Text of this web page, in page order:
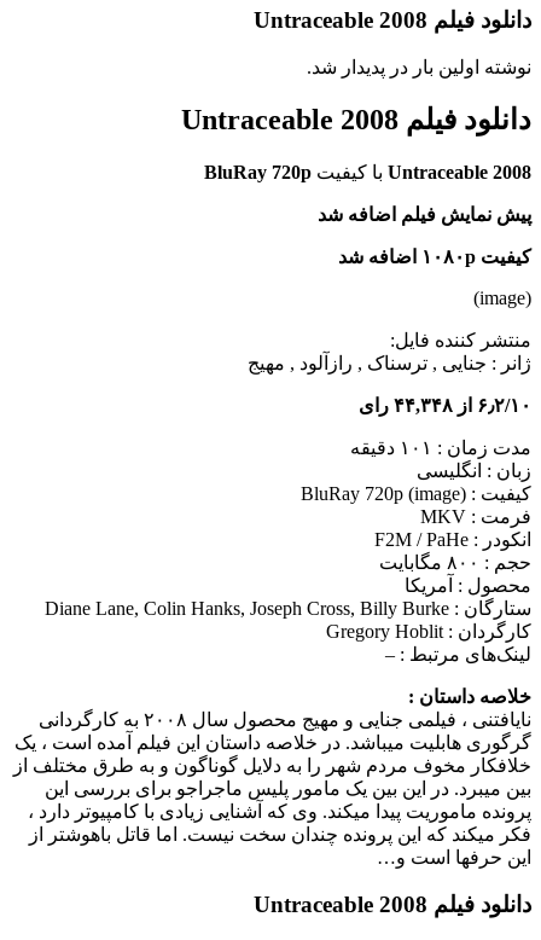
دانلود فیلم Untraceable 2008
نوشته اولین بار در پدیدار شد.
دانلود فیلم Untraceable 2008
Untraceable 2008 با کیفیت BluRay 720p
پیش نمایش فیلم اضافه شد
کیفیت ۱۰۸۰p اضافه شد
(image)
منتشر کننده فایل:
ژانر : جنایی , ترسناک , رازآلود , مهیج
۶٫۲/۱۰ از ۴۴,۳۴۸ رای
مدت زمان : ۱۰۱ دقیقه
زبان : انگلیسی
کیفیت : BluRay 720p (image)
فرمت : MKV
انکودر : F2M / PaHe
حجم : ۸۰۰ مگابایت
محصول : آمریکا
ستارگان : Diane Lane, Colin Hanks, Joseph Cross, Billy Burke
کارگردان : Gregory Hoblit
لینک‌های مرتبط : –
خلاصه داستان :
نایافتنی ، فیلمی جنایی و مهیج محصول سال ۲۰۰۸ به کارگردانی
گرگوری هابلیت می‎باشد. در خلاصه داستان این فیلم آمده است ، یک
خلافکار مخوف مردم شهر را به دلایل گوناگون و به طرق مختلف از
بین می‎برد. در این بین یک مامور پلیس ماجراجو برای بررسی این
پرونده ماموریت پیدا می‎کند. وی که آشنایی زیادی با کامپیوتر دارد ،
فکر می‎کند که این پرونده چندان سخت نیست. اما قاتل باهوش‎تر از
این حرفها است و…
دانلود فیلم Untraceable 2008